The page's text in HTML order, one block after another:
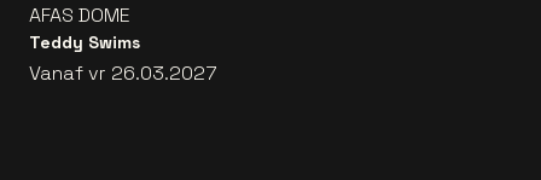
AFAS DOME
Teddy Swims
Vanaf vr 26.03.2027